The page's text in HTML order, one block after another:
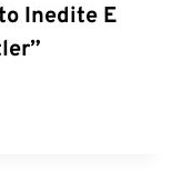
Inedite E